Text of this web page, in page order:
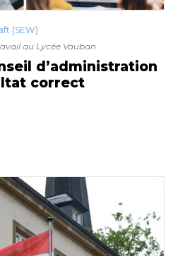
(SEW)
au Lycée Vauban
d’administration
correct